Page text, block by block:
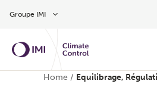
Groupe IMI
Home/ Equilibrage,